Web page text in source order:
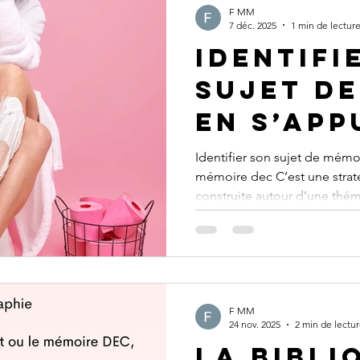
parenthèses…C’est une
filtre ,
sujet de
en
sur une
d’emploi
Identifier son sujet de
mémoire dec C’est une
construite autour d’une
ou de mission déjà existante : comment ça marche ?
ce faire, nous vous
d’aborder les 4 étapes suivantes :
Étape 2 : Que dit-on, dans les
F MM
7 déc. 2025
1 min de lecture
F MM
24 nov. 2025
2 min de